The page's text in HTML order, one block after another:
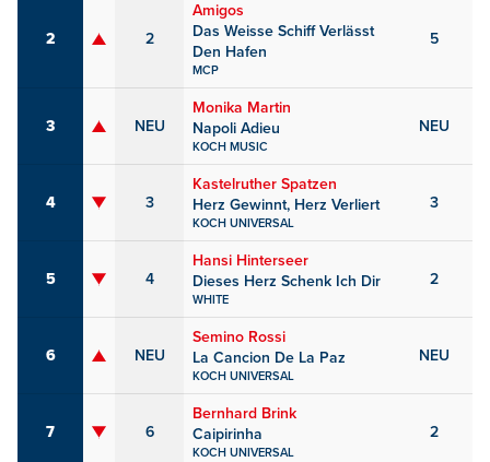
2 2
Amigos
Das Weisse Schiff Verlässt
Den Hafen
MCP
5
3 NEU
Monika Martin
Napoli Adieu
KOCH MUSIC
NEU
4 3
Kastelruther Spatzen
Herz Gewinnt, Herz Verliert
KOCH UNIVERSAL
3
5 4
Hansi Hinterseer
Dieses Herz Schenk Ich Dir
WHITE
2
6 NEU
Semino Rossi
La Cancion De La Paz
KOCH UNIVERSAL
NEU
7 6
Bernhard Brink
Caipirinha
KOCH UNIVERSAL
2